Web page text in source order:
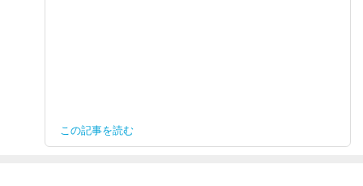
この記事を読む